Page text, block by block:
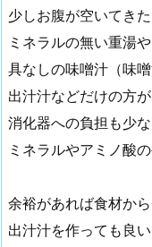
少しお腹が空いてきた
ミネラルの無い重湯
具なしの味噌汁（味
出汁汁などだけの方が
消化器への負担も少な
ミネラルやアミノ酸
余裕があれば食材か
出汁汁を作っても良い